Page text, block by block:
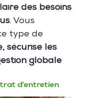
des besoins
. Vous
type de
sécurise les
globale
d’entretien